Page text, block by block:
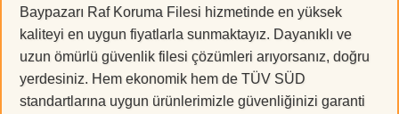
Baypazarı Raf Koruma Filesi hizmetinde en yüksek
kaliteyi en uygun fiyatlarla sunmaktayız. Dayanıklı ve
uzun ömürlü güvenlik filesi çözümleri arıyorsanız, doğru
yerdesiniz. Hem ekonomik hem de TÜV SÜD
standartlarına uygun ürünlerimizle güvenliğinizi garanti